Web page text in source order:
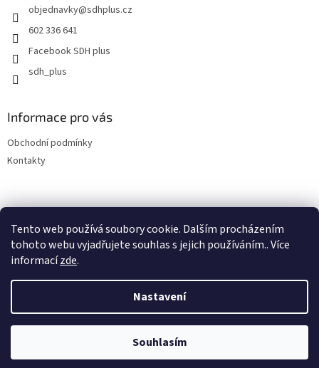
Tento web používá soubory cookie. Dalším procházením
tohoto webu vyjadřujete souhlas s jejich používáním.. Více
informacízde.
Nastavení
Souhlasím
objednavky@sdhplus.cz
602 336 641
Facebook SDH plus
sdh_plus
Informace pro vás
Obchodní podmínky
Kontakty
Copyright 2026SDH plus vše pro hasiče a záchranáře. Všechna
práva vyhrazena.